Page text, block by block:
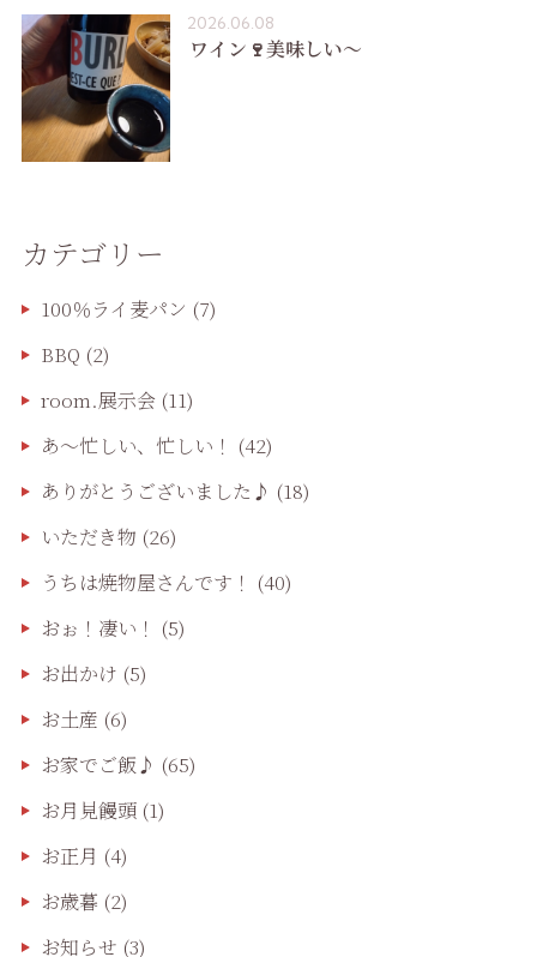
2026.06.08
ワイン🍷美味しい〜
カテゴリー
100％ライ麦パン (7)
BBQ (2)
room.展示会(11)
あ〜忙しい、忙しい！ (42)
ありがとうございました♪ (18)
いただき物 (26)
うちは焼物屋さんです！ (40)
おぉ！凄い！ (5)
お出かけ (5)
お土産 (6)
お家でご飯♪ (65)
お月見饅頭(1)
お正月 (4)
お歳暮 (2)
お知らせ (3)